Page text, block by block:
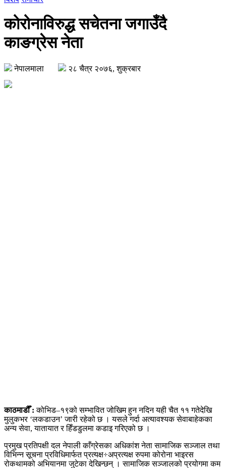
कोरोनाविरुद्ध सचेतना जगाउँदै
काङग्रेस नेता
नेपालमाला २८ चैत्र २०७६, शुक्रबार
काठमाडौँ : कोभिड–१९को सम्भावित जोखिम हुन नदिन यही चैत ११ गतेदेखि
मुलुकभर ‘लकडाउन’ जारी रहेको छ । यसले गर्दा अत्यावश्यक सेवाबाहेकका
अन्य सेवा, यातायात र हिँडडुलमा कडाइ गरिएको छ ।
प्रमुख प्रतिपक्षी दल नेपाली काँग्रेसका अधिकांश नेता सामाजिक सञ्जाल तथा
विभिन्न सूचना प्रविधिमार्फत प्रत्यक्ष÷अप्रत्यक्ष रुपमा कोरोना भाइरस
रोकथामको अभियानमा जुटेका देखिन्छन् । सामाजिक सञ्जालको प्रयोगमा कम